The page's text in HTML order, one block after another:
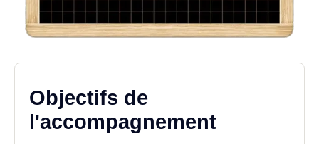
Objectifs de
l'accompagnement